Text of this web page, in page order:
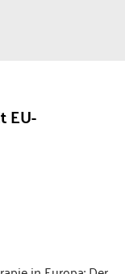
EU-